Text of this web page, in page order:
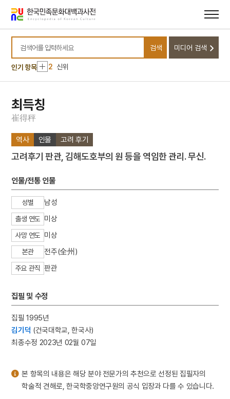
바로가기
바로가기
검색어를 입력하세요
검색 미디어 검색
인기 항목
10 달서구
1 금성대군
2 신위
3 이리역 폭발 사고
7
경북대학교 상주캠퍼스
8 국방비
10 달서구
1
금성대군
2
3 이리역 폭발 사고
4
북조선임시인민위원회
5 반야심경
8
9 님의 침묵
10 달서구
최득칭
崔得秤
역사 인물 고려 후기
고려후기 판관, 김해도호부의 원 등을 역임한 관리. 무신.
인물/전통 인물
성별 남성
출생 연도 미상
사망 연도 미상
본관 전주(全州)
주요 관직 판관
집필 및 수정
집필 1995년
김기덕 (건국대학교, 한국사)
최종수정 2023년 02월 07일
본 항목의 내용은 해당 분야 전문가의 추천으로 선정된 집필자의
학술적 견해로, 한국학중앙연구원의 공식 입장과 다를 수 있습니다.